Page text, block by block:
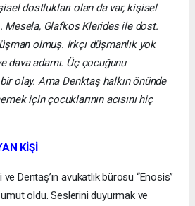
dostlukları olan da var, kişisel
Mesela, Glafkos Klerides ile dost.
olmuş. Irkçı düşmanlık yok
dava adamı. Üç çocuğunu
olay. Ama Denktaş halkın önünde
için çocuklarının acısını hiç
KİŞİ
Dentaş’ın avukatlık bürosu “Enosis”
oldu. Seslerini duyurmak ve